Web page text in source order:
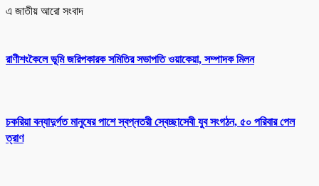
এ জাতীয় আরো সংবাদ
রাণীশংকৈলে ভূমি জরিপকারক সমিতির সভাপতি ওয়াকেয়া, সম্পাদক মিলন
চকরিয়া বন্যাদুর্গত মানুষের পাশে স্বপ্নতরী স্বেচ্ছাসেবী যুব সংগঠন, ৫০ পরিবার পেল
ত্রাণ